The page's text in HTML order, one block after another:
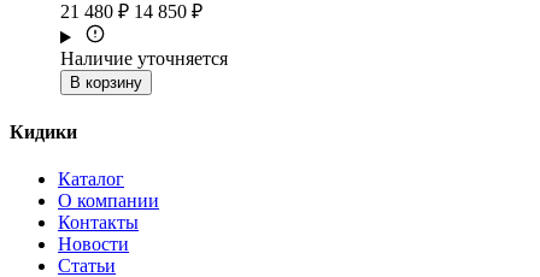
21 480 ₽ 14 850 ₽
Наличие уточняется
В корзину
Кидики
Каталог
О компании
Контакты
Новости
Статьи